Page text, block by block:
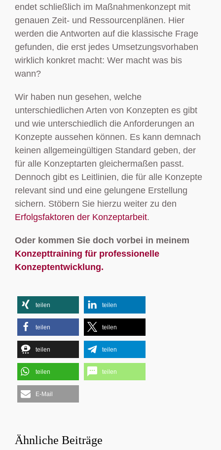
endet schließlich im Maßnahmenkonzept mit
genauen Zeit- und Ressourcenplänen. Hier
werden die Antworten auf die klassische Frage
gefunden, die erst jedes Umsetzungsvorhaben
wirklich konkret macht: Wer macht was bis
wann?
Wir haben nun gesehen, welche
unterschiedlichen Arten von Konzepten es gibt
und wie unterschiedlich die Anforderungen an
Konzepte aussehen können. Es kann demnach
keinen allgemeingültigen Standard geben, der
für alle Konzeptarten gleichermaßen passt.
Dennoch gibt es Leitlinien, die für alle Konzepte
relevant sind und eine gelungene Erstellung
sichern. Stöbern Sie hierzu weiter zu den
Erfolgsfaktoren der Konzeptarbeit.
Oder kommen Sie doch vorbei in meinem
Konzepttraining für professionelle
Konzeptentwicklung.
teilen teilen
teilen teilen
teilen teilen
teilen teilen
E-Mail
Ähnliche Beiträge